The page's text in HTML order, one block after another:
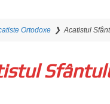
Ortodoxe ❯Acatistul